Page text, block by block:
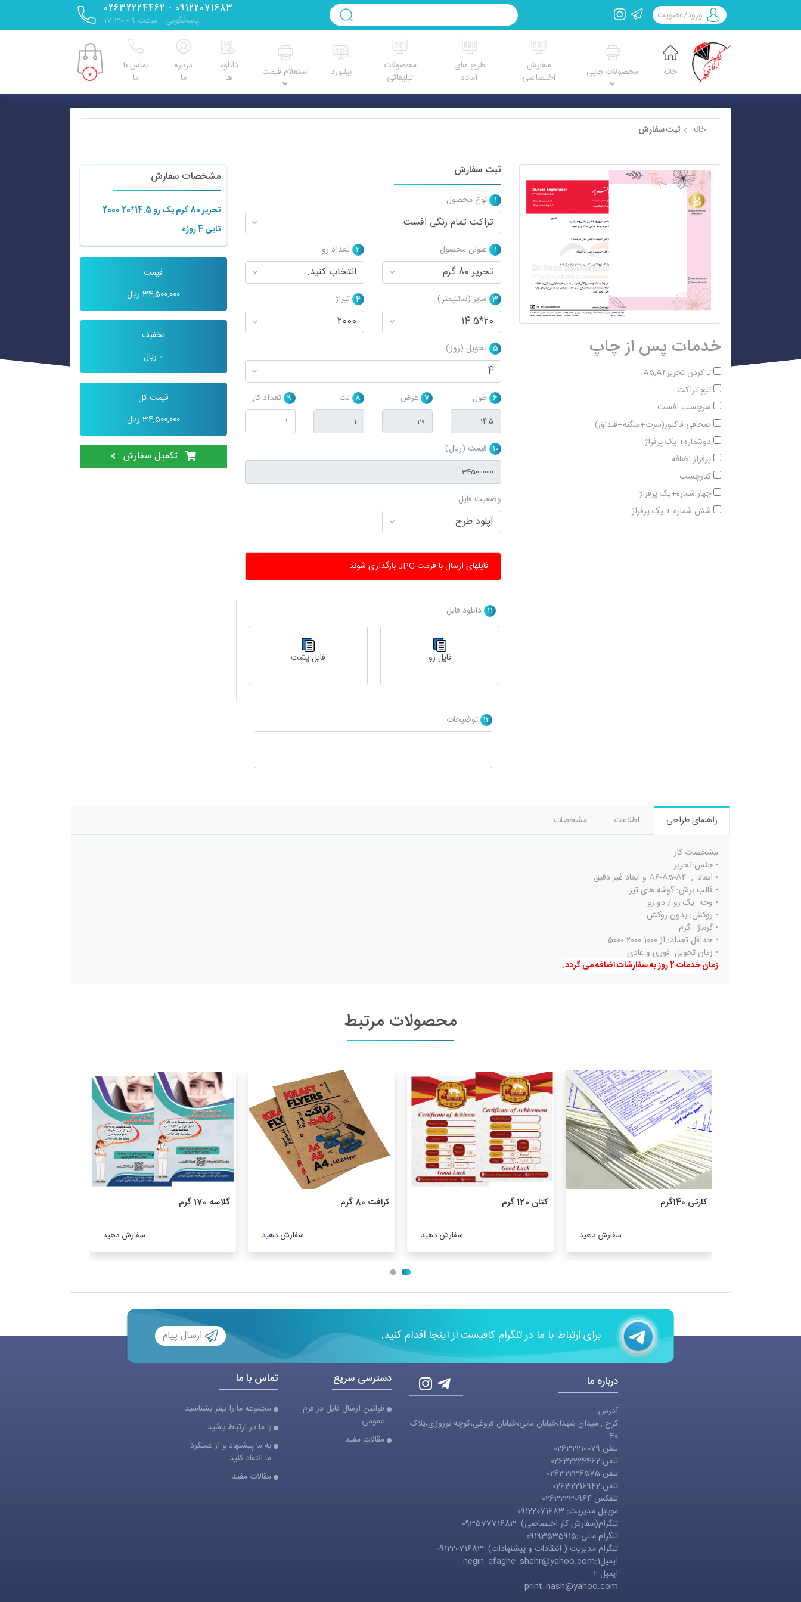
ورود/عضویت
09122071683 - 02632224462
پاسخگویی : ساعت 9 - 17:30
خانه محصولات چاپی
سفارش
اختصاصی
طرح های
آماده
محصولات
تبلیغاتی
بیلبورد استعلام قیمت
دانلود
ها
درباره
ما
تماس با
ما
0
خانه ثبت سفارش
خدمات پس از چاپ
تا کردن تحریرA5,A4
تیغ تراکت
سرچسب افست
صحافی فاکتور(سرت+منگنه+قنداق)
دوشماره+ یک پرفراژ
پرفراژ اضافه
کنارچسب
چهار شماره+یک پرفراژ
شش شماره + یک پرفراژ
ثبت سفارش
1 نوع محصول
1 عنوان محصول 2 تعداد رو
3 سایز (سانتیمتر) 4 تیراژ
5 تحویل (روز)
6 طول 7 عرض 8 لت 9 تعداد کار
10 قیمت (ریال)
وضعیت فایل
فایلهای ارسال با فرمت JPG بارگذاری شوند
11 دانلود فایل
فایل رو فایل پشت
12 توضیحات
مشخصات سفارش
تحریر 80 گرم یک رو 14.5*20 2000
تایی 4 روزه
قیمت
34,500,000 ریال
تخفیف
0 ریال
قیمت کل
34,500,000 ریال
تکمیل سفارش
راهنمای طراحی اطلاعات مشخصات
مشخصات کار
• جنس:تحریر
• ابعاد: , A6-A5-A4 و ابعاد غیر دقیق
• قالب برش: گوشه های تیز
• وجه: یک رو / دو رو
• روکش: بدون روکش
• گرماژ: گرم
• حداقل تعداد: از 1000-2000-5000
• زمان تحویل: فوری و عادی
زمان خدمات 2 روز به سفارشات اضافه می گردد.
محصولات مرتبط
کارتی 140گرم
سفارش دهید
کتان 120 گرم
سفارش دهید
کرافت 80 گرم
سفارش دهید
گلاسه 170 گرم
سفارش دهید
برای ارتباط با ما در تلگرام کافیست از اینجا اقدام کنید. ارسال پیام
درباره ما
آدرس:
کرج , میدان شهدا،خیابان مانی،خیابان فروغی،کوچه نوروزی،پلاک
40
تلفن:02632210079
تلفن:02632224462
تلفن:02632236575
تلفن:02632216942
تلفکس:02632230964
موبایل مدیریت: 09122071683
تلگرام(سفارش کار اختصاصی): 09357771683
تلگرام مالی :09193535915
تلگرام مدیریت ( انتقادات و پیشنهادات): 09122071683
ایمیل1: negin_afaghe_shahr@yahoo.com
ایمیل 2:
print_nash@yahoo.com
دسترسی سریع
قوانین ارسال فایل در فرم
عمومی
مقالات مفید
تماس با ما
مجموعه ما را بهتر بشناسید
با ما در ارتباط باشید
به ما پیشنهاد و از عملکرد
ما انتقاد کنید
مقالات مفید